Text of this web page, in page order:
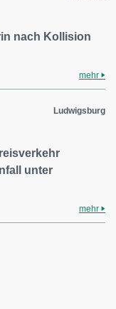
nach Kollision
mehr
Ludwigsburg
unter
mehr